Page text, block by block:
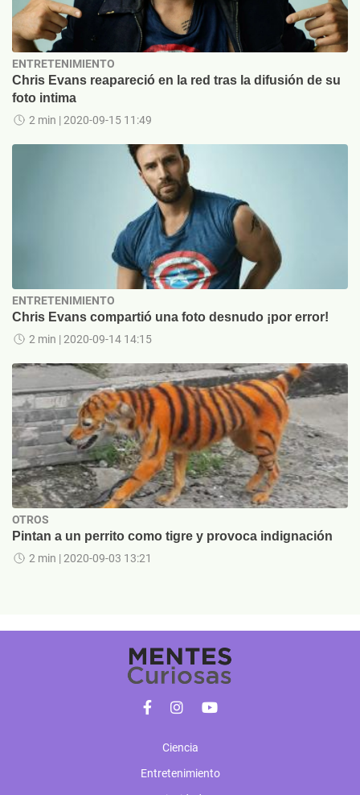
ENTRETENIMIENTO
Chris Evans reapareció en la red tras la difusión de su
foto intima
2 min | 2020-09-15 11:49
ENTRETENIMIENTO
Chris Evans compartió una foto desnudo ¡por error!
2 min | 2020-09-14 14:15
OTROS
Pintan a un perrito como tigre y provoca indignación
2 min | 2020-09-03 13:21
Ciencia
Entretenimiento